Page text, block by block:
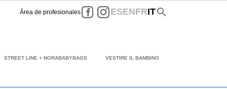
Área de profesionales FacebookInstagram
ESENFRITsearch
STREET LINE + NORABABYBAGS VESTIRE IL BAMBINO